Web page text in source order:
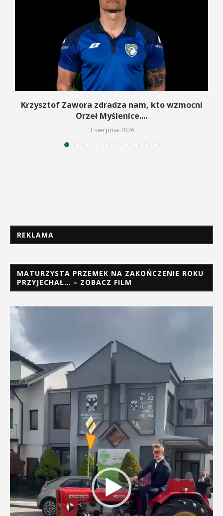
Krzysztof Zawora zdradza nam, kto wzmocni
Orzeł Myślenice....
3 sierpnia 2026
REKLAMA
MATURZYSTA PRZEMEK NA ZAKOŃCZENIE ROKU
PRZYJECHAŁ… – ZOBACZ FILM
Odtwarzacz